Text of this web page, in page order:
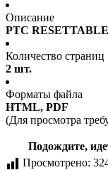
Описание
PTC
Количество страниц
2 шт.
Форматы файла
HTML, PDF
(Для просмотра
Подождите,
Просмотрено: